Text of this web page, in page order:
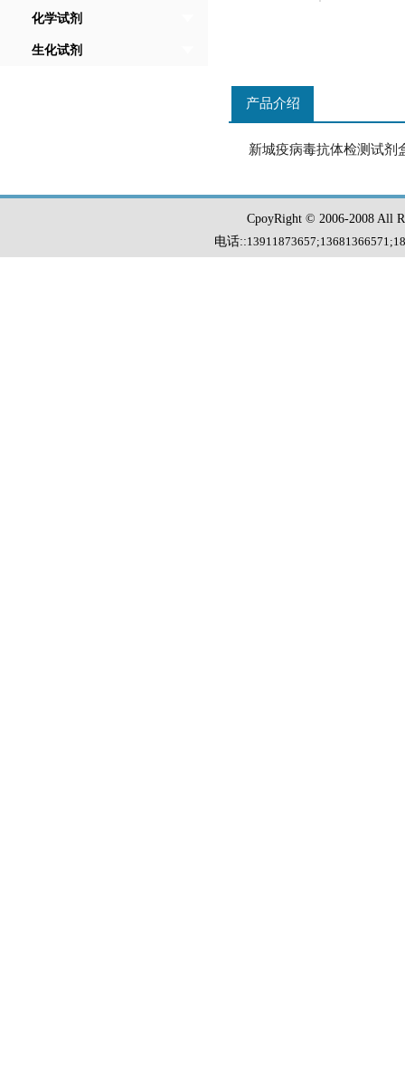
化学试剂
生化试剂
产品介绍
新城疫病毒抗体检测试剂
CpoyRight © 2006-2008 All
电话::13911873657;13681366571;